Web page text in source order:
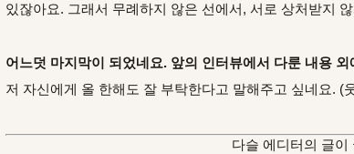
있잖아요. 그래서 무례하지 않은 선에서, 서로 상처받지
어느덧 마지막이 되었네요. 앞의 인터뷰에서 다룬 내용
저 자신에게 올 한해도 잘 부탁한다고 말해주고 싶네요. (
다슬 에디터의 글이